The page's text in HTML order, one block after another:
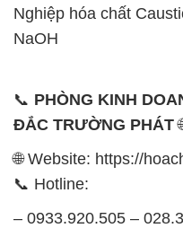
ĐẮC TRƯỜNG PHÁT
🌐 Website: https://
– 0933.920.505 –
028.3756.1841-
0902.765.866